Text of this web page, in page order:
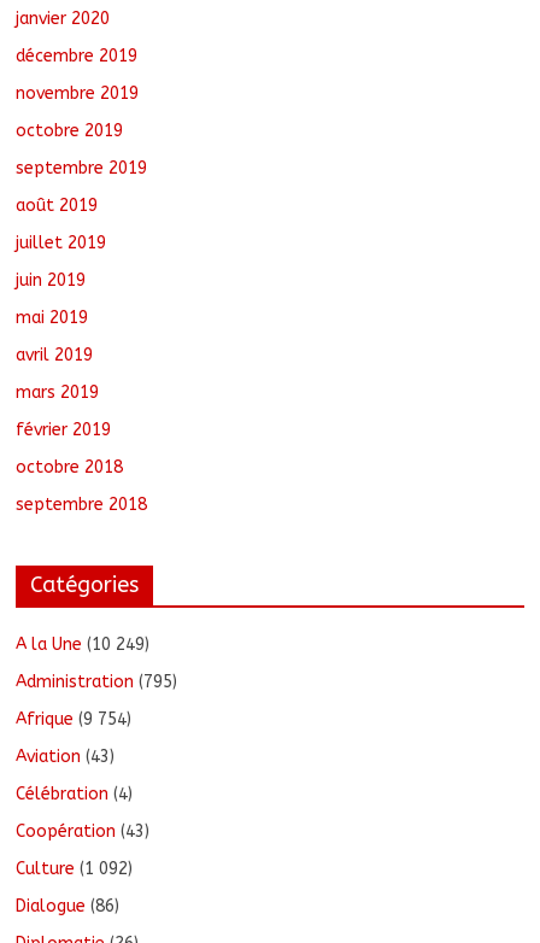
janvier 2020
décembre 2019
novembre 2019
octobre 2019
septembre 2019
août 2019
juillet 2019
juin 2019
mai 2019
avril 2019
mars 2019
février 2019
octobre 2018
septembre 2018
Catégories
A la Une (10 249)
Administration (795)
Afrique (9 754)
Aviation (43)
Célébration (4)
Coopération (43)
Culture (1 092)
Dialogue (86)